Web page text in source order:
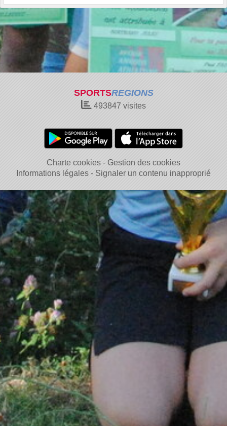
SPORTSREGIONS
493847 visites
Charte cookies
Gestion des cookies
Informations légales
Signaler un contenu inapproprié